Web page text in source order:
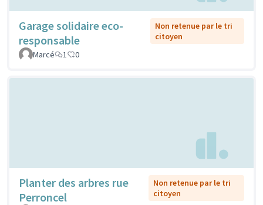
Garage solidaire eco-
responsable
Non retenue par le tri
citoyen
Marcé
1 0
Planter des arbres rue
Perroncel
Non retenue par le tri
citoyen